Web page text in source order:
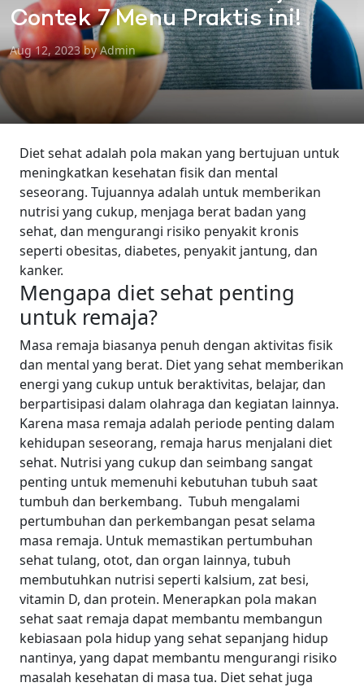
Contek 7 Menu Praktis ini!
Aug 12, 2023 by Admin
Diet sehat adalah pola makan yang bertujuan untuk
meningkatkan kesehatan fisik dan mental
seseorang. Tujuannya adalah untuk memberikan
nutrisi yang cukup, menjaga berat badan yang
sehat, dan mengurangi risiko penyakit kronis
seperti obesitas, diabetes, penyakit jantung, dan
kanker.
Mengapa diet sehat penting
untuk remaja?
Masa remaja biasanya penuh dengan aktivitas fisik
dan mental yang berat. Diet yang sehat memberikan
energi yang cukup untuk beraktivitas, belajar, dan
berpartisipasi dalam olahraga dan kegiatan lainnya.
Karena masa remaja adalah periode penting dalam
kehidupan seseorang, remaja harus menjalani diet
sehat. Nutrisi yang cukup dan seimbang sangat
penting untuk memenuhi kebutuhan tubuh saat
tumbuh dan berkembang. Tubuh mengalami
pertumbuhan dan perkembangan pesat selama
masa remaja. Untuk memastikan pertumbuhan
sehat tulang, otot, dan organ lainnya, tubuh
membutuhkan nutrisi seperti kalsium, zat besi,
vitamin D, dan protein. Menerapkan pola makan
sehat saat remaja dapat membantu membangun
kebiasaan pola hidup yang sehat sepanjang hidup
nantinya, yang dapat membantu mengurangi risiko
masalah kesehatan di masa tua. Diet sehat juga